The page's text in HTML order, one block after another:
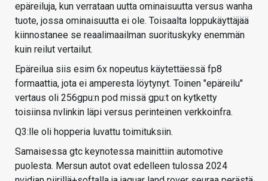
epäreiluja, kun verrataan uutta ominaisuutta versus wanha
tuote, jossa ominaisuutta ei ole. Toisaalta loppukäyttäjää
kiinnostanee se reaalimaailman suorituskyky enemmän
kuin reilut vertailut.
Epäreilua siis esim 6x nopeutus käytettäessä fp8
formaattia, jota ei amperesta löytynyt. Toinen "epäreilu"
vertaus oli 256gpu:n pod missä gpu:t on kytketty
toisiinsa nvlinkin läpi versus perinteinen verkkoinfra.
Q3:lle oli hopperia luvattu toimituksiin.
Samaisessa gtc keynotessa mainittiin automotive
puolesta. Mersun autot ovat edelleen tulossa 2024